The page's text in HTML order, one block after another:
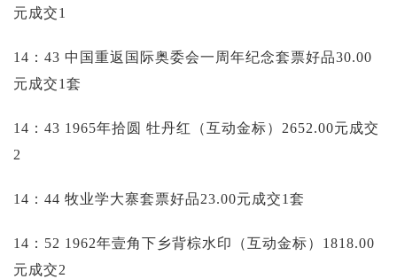
元成交1
14：43 中国重返国际奥委会一周年纪念套票好品30.00
元成交1套
14：43 1965年拾圆 牡丹红（互动金标）2652.00元成交
2
14：44 牧业学大寨套票好品23.00元成交1套
14：52 1962年壹角下乡背棕水印（互动金标）1818.00
元成交2